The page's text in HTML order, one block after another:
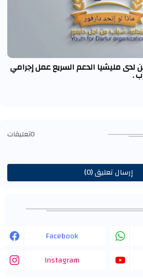
لدى مليشيا الدعم السريع عمل إجرامي
.
0تعليقات
إرسال تعليق (0)
Facebook
Instagram